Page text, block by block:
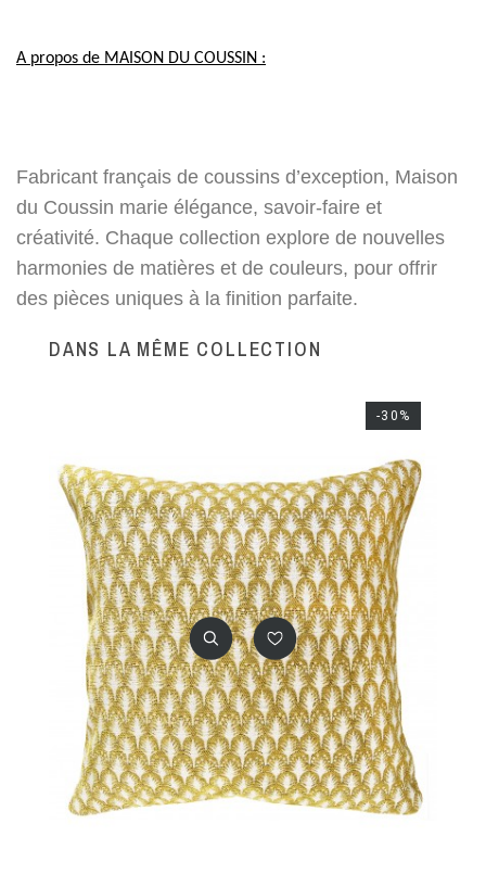
A propos de MAISON DU COUSSIN :
Fabricant français de coussins d’exception, Maison
du Coussin marie élégance, savoir-faire et
créativité. Chaque collection explore de nouvelles
harmonies de matières et de couleurs, pour offrir
des pièces uniques à la finition parfaite.
DANS LA MÊME COLLECTION
-30%